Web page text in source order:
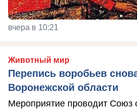
вчера в 10:21
Животный мир
Перепись воробьев
Воронежской области
Мероприятие проводит Союз